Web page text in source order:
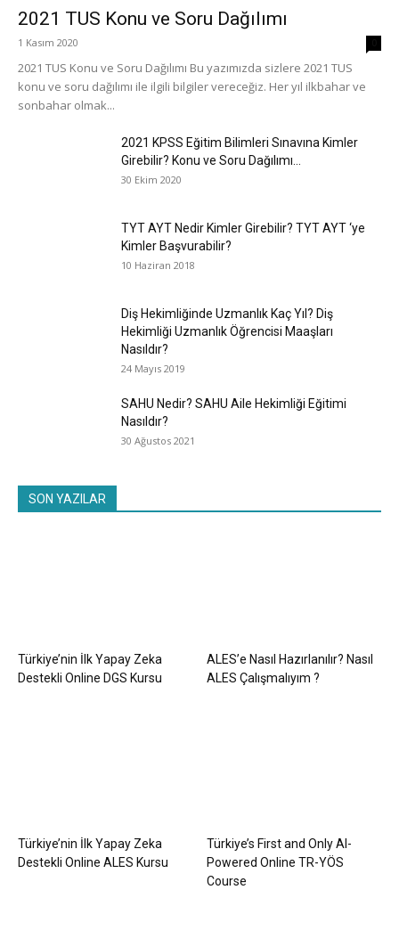
2021 TUS Konu ve Soru Dağılımı
1 Kasım 2020
2021 TUS Konu ve Soru Dağılımı Bu yazımızda sizlere 2021 TUS
konu ve soru dağılımı ile ilgili bilgiler vereceğiz. Her yıl ilkbahar ve
sonbahar olmak...
2021 KPSS Eğitim Bilimleri Sınavına Kimler
Girebilir? Konu ve Soru Dağılımı...
30 Ekim 2020
TYT AYT Nedir Kimler Girebilir? TYT AYT ‘ye
Kimler Başvurabilir?
10 Haziran 2018
Diş Hekimliğinde Uzmanlık Kaç Yıl? Diş
Hekimliği Uzmanlık Öğrencisi Maaşları
Nasıldır?
24 Mayıs 2019
SAHU Nedir? SAHU Aile Hekimliği Eğitimi
Nasıldır?
30 Ağustos 2021
SON YAZILAR
Türkiye’nin İlk Yapay Zeka
Destekli Online DGS Kursu
ALES’e Nasıl Hazırlanılır? Nasıl
ALES Çalışmalıyım ?
Türkiye’nin İlk Yapay Zeka
Destekli Online ALES Kursu
Türkiye’s First and Only AI-
Powered Online TR-YÖS
Course